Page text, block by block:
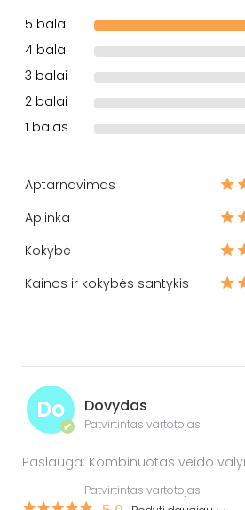
5 balai
4 balai
3 balai
2 balai
1 balas
Aptarnavimas
Aplinka
Kokybė
Kainos ir kokybės santykis
Do
✔
Dovydas
Patvirtintas vartotojas
Paslauga: Kombinuotas veido
Patvirtintas vartotojas